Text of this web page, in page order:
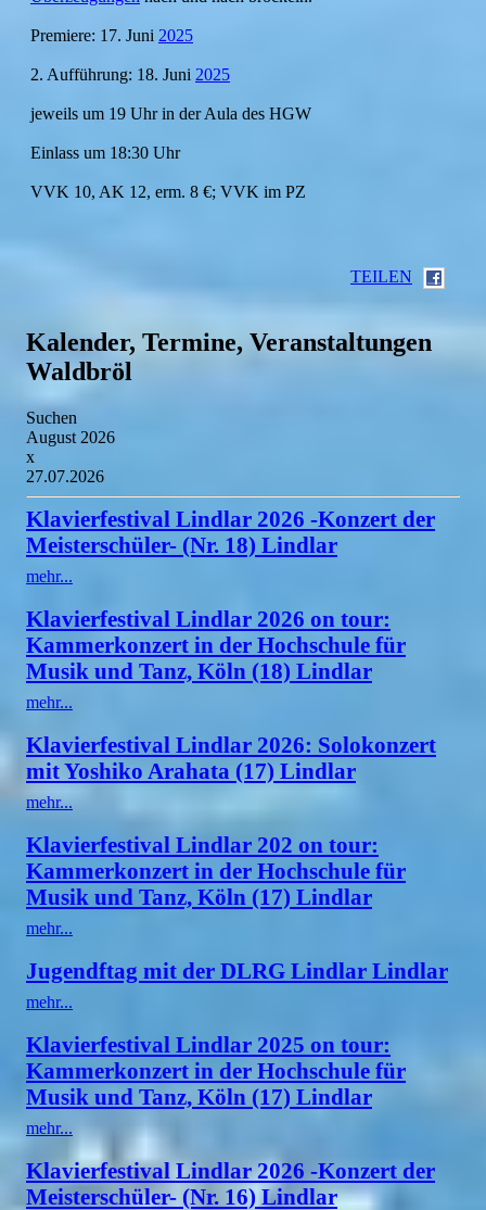
Premiere: 17. Juni 2025
2. Aufführung: 18. Juni 2025
jeweils um 19 Uhr in der Aula des HGW
Einlass um 18:30 Uhr
VVK 10, AK 12, erm. 8 €; VVK im PZ
TEILEN
Kalender, Termine, Veranstaltungen
Waldbröl
Suchen
August 2026
x
27.07.2026
Klavierfestival Lindlar 2026 -Konzert der
Meisterschüler- (Nr. 18) Lindlar
mehr...
Klavierfestival Lindlar 2026 on tour:
Kammerkonzert in der Hochschule für
Musik und Tanz, Köln (18) Lindlar
mehr...
Klavierfestival Lindlar 2026: Solokonzert
mit Yoshiko Arahata (17) Lindlar
mehr...
Klavierfestival Lindlar 202 on tour:
Kammerkonzert in der Hochschule für
Musik und Tanz, Köln (17) Lindlar
mehr...
Jugendftag mit der DLRG Lindlar Lindlar
mehr...
Klavierfestival Lindlar 2025 on tour:
Kammerkonzert in der Hochschule für
Musik und Tanz, Köln (17) Lindlar
mehr...
Klavierfestival Lindlar 2026 -Konzert der
Meisterschüler- (Nr. 16) Lindlar